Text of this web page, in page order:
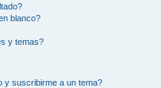
blanco?
y temas?
y suscribirme a un tema?